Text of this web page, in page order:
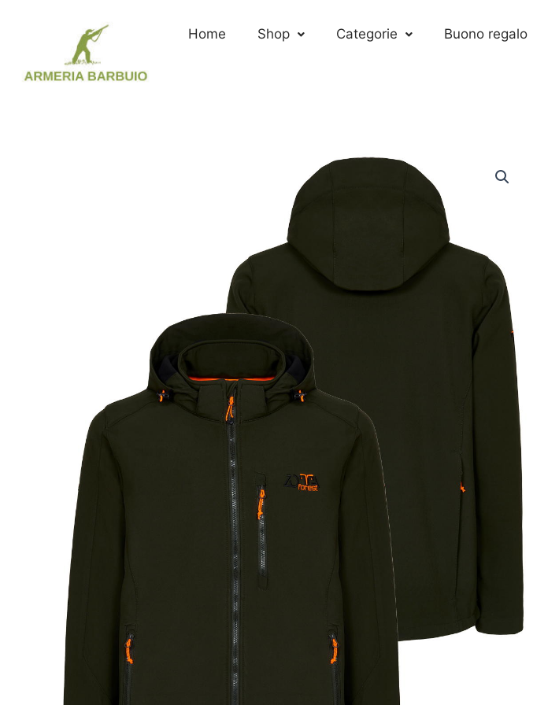
Home Shop Categorie Buono regalo